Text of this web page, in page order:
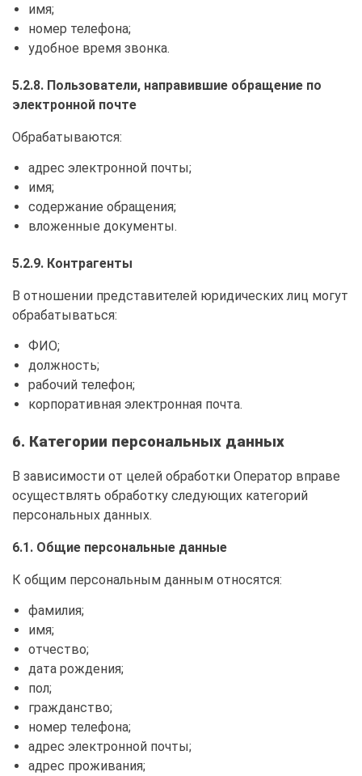
имя;
номер телефона;
удобное время звонка.
5.2.8. Пользователи, направившие обращение по
электронной почте
Обрабатываются:
адрес электронной почты;
имя;
содержание обращения;
вложенные документы.
5.2.9. Контрагенты
В отношении представителей юридических лиц могут
обрабатываться:
ФИО;
должность;
рабочий телефон;
корпоративная электронная почта.
6. Категории персональных данных
В зависимости от целей обработки Оператор вправе
осуществлять обработку следующих категорий
персональных данных.
6.1. Общие персональные данные
К общим персональным данным относятся:
фамилия;
имя;
отчество;
дата рождения;
пол;
гражданство;
номер телефона;
адрес электронной почты;
адрес проживания;